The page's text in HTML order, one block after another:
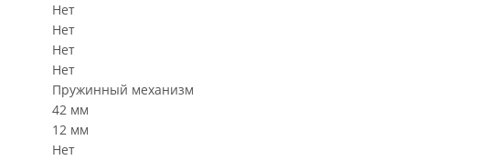
Нет
Нет
Нет
Нет
Пружинный механизм
42 мм
12 мм
Нет